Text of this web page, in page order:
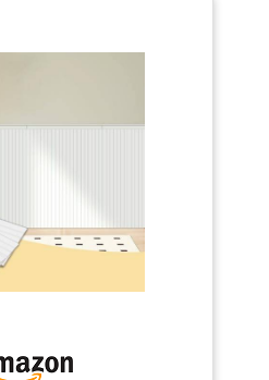
mur d'accent élégant. Idéal pour
peindre dans votre couleur